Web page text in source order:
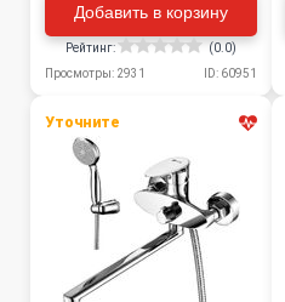
Добавить в корзину
Рейтинг:
(0.0)
Просмотры: 2931
ID: 60951
Уточните